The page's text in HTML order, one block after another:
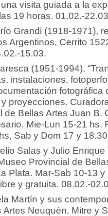
visita guiada a la
19 horas. 01.02.-
Grandi (1918-1971),
Argentinos, Cerrito
15.03.
(1951-1994),
instalaciones,
fotográfica
proyecciones.
de Bellas Artes Juan B.
Mie-Lun 15-21 hs.
Sab y Dom 17 y
Salas y Julio
Provincial de
Plata. Mar-Sab 10-13
y gratuita. 08.02.-
Martín y sus
Artes Neuquén, Mitre y